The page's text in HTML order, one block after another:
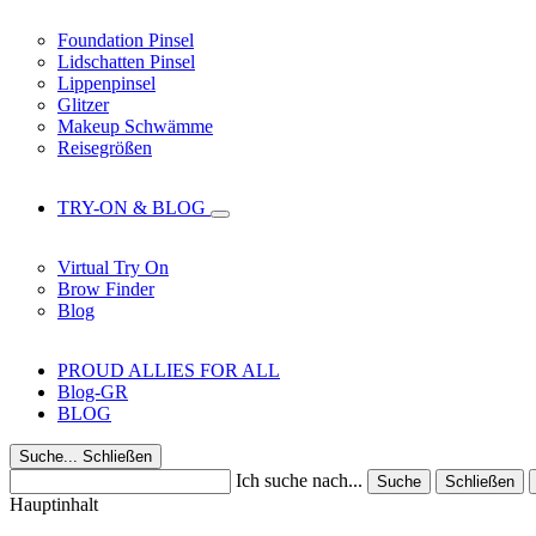
Foundation Pinsel
Lidschatten Pinsel
Lippenpinsel
Glitzer
Makeup Schwämme
Reisegrößen
TRY-ON & BLOG
Virtual Try On
Brow Finder
Blog
PROUD ALLIES FOR ALL
Blog-GR
BLOG
Suche... Schließen
Ich suche nach... Suche Schließen
Hauptinhalt